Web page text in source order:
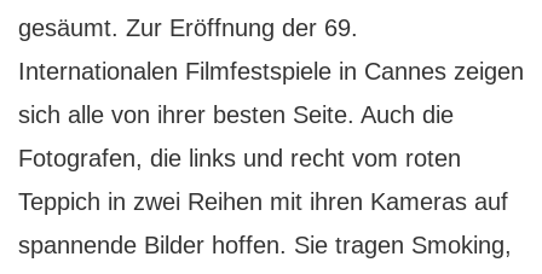
gesäumt. Zur Eröffnung der 69.
Internationalen Filmfestspiele in Cannes zeigen
sich alle von ihrer besten Seite. Auch die
Fotografen, die links und recht vom roten
Teppich in zwei Reihen mit ihren Kameras auf
spannende Bilder hoffen. Sie tragen Smoking,